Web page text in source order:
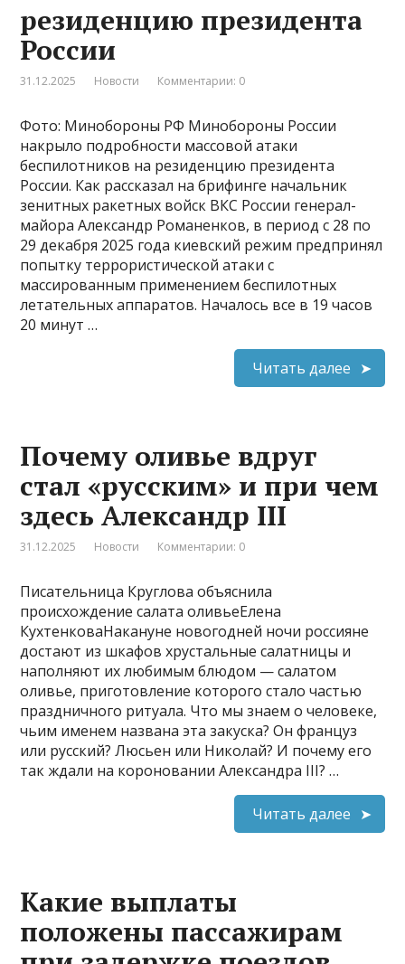
резиденцию президента
России
31.12.2025 Новости Комментарии: 0
Фото: Минобороны РФ Минобороны России
накрыло подробности массовой атаки
беспилотников на резиденцию президента
России. Как рассказал на брифинге начальник
зенитных ракетных войск ВКС России генерал-
майора Александр Романенков, в период с 28 по
29 декабря 2025 года киевский режим предпринял
попытку террористической атаки с
массированным применением беспилотных
летательных аппаратов. Началось все в 19 часов
20 минут …
Читать далее
Почему оливье вдруг
стал «русским» и при чем
здесь Александр III
31.12.2025 Новости Комментарии: 0
Писательница Круглова объяснила
происхождение салата оливьеЕлена
КухтенковаНакануне новогодней ночи россияне
достают из шкафов хрустальные салатницы и
наполняют их любимым блюдом — салатом
оливье, приготовление которого стало частью
праздничного ритуала. Что мы знаем о человеке,
чьим именем названа эта закуска? Он француз
или русский? Люсьен или Николай? И почему его
так ждали на короновании Александра III? …
Читать далее
Какие выплаты
положены пассажирам